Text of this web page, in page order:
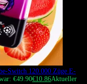
Switch 120.000 Züge E-
€49.90€10.86Aktueller